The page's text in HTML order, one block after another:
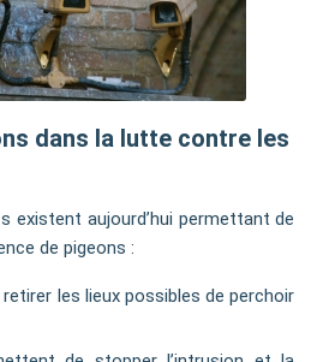
dans la lutte contre les
existent aujourd’hui permettant de
de pigeons :
les lieux possibles de perchoir